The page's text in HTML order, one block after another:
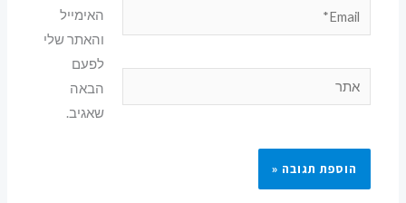
Email*
האימייל
והאתר שלי
לפעם
הבאה
שאגיב.